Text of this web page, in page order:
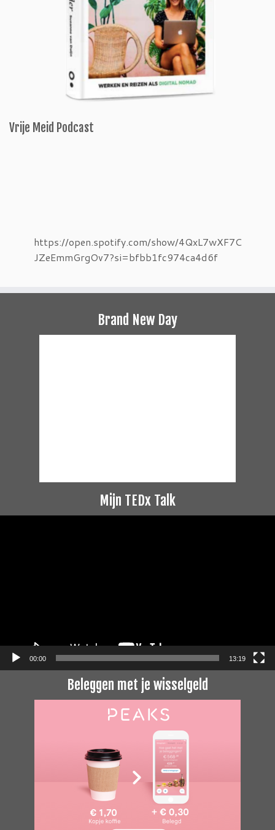
Vrije Meid Podcast
https://open.spotify.com/show/4QxL7wXF7C
JZeEmmGrgOv7?si=bfbb1fc974ca4d6f
Brand New Day
Mijn TEDx Talk
00:00 13:19
Beleggen met je wisselgeld